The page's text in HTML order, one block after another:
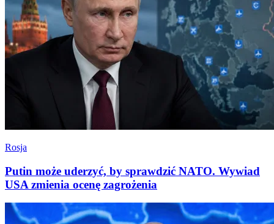
Rosja
Putin może uderzyć, by sprawdzić NATO. Wywiad
USA zmienia ocenę zagrożenia